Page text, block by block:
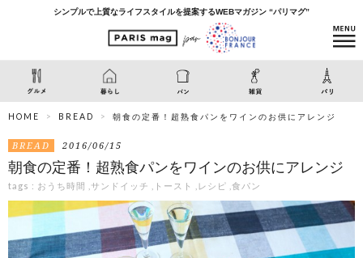
シンプルで上質なライフスタイルを提案するWEBマガジン “パリマグ”
HOME BREAD 朝食の定番！超熟食パンをワインのお供にアレンジ
BREAD 2016/06/15
朝食の定番！超熟食パンをワインのお供にアレンジ
tags : おうち時間 サンドイッチ トースト レシピ 食パン